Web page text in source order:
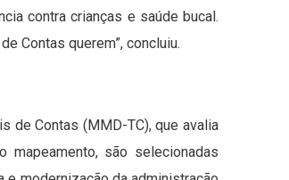
contra crianças e saúde bucal.
Contas querem”, concluiu.
de Contas (MMD-TC), que avalia
são selecionadas